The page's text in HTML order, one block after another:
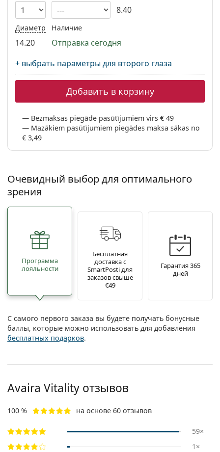
Persol
Prada
Все бренды
8.40
Диаметр
14.20
Наличие
Отправка сегодня
+ выбрать параметры для второго глаза
Добавить в корзину
Bezmaksas piegāde pasūtījumiem virs € 49
Mazākiem pasūtījumiem piegādes maksa sākas no
€ 3,49
Очевидный выбор для оптимального
зрения
Программа
лояльности
Бесплатная
доставка с
SmartPosti для
заказов свыше
€49
Гарантия 365
дней
С самого первого заказа вы будете получать бонусные
баллы, которые можно использовать для добавления
бесплатных подарков.
Avaira Vitality отзывов
100 % на основе 60 отзывов
59×
1×